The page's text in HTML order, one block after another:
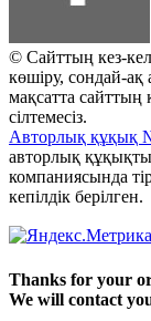
© Сайттың кез-
көшіру, сондай-ақ
мақсатта сайттың
сілтемесіз.
Авторлық құқық
авторлық
компаниясында
кепілдік берілген.
Thanks for your
We will contact